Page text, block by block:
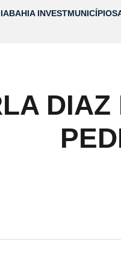
BAHIA INVESTMUNICÍPIOS
DIAZ